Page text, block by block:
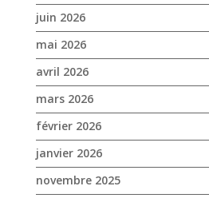
juin 2026
mai 2026
avril 2026
mars 2026
février 2026
janvier 2026
novembre 2025